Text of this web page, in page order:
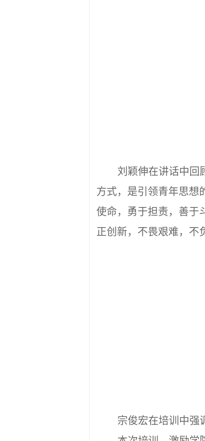
刘颖伸在讲话中 回
方式，是引领青年思想
使命，勇于担责，善于
正创新，不畏艰难，不
宗俊宏在培训 中强